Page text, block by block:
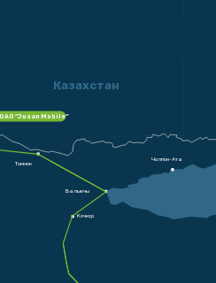
Балыкчы
Кочкор
Токмок
Казахстан
Чолпон-Ата
ОАО “Jusan Mobile”